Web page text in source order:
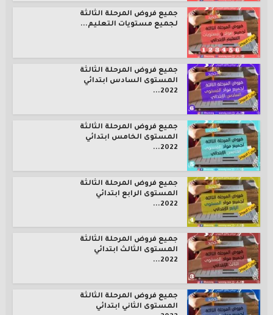
جميع فروض المرحلة الثالثة
لجميع مستويات التعليم...
جميع فروض المرحلة الثالثة
المستوى السادس ابتدائي
2022...
جميع فروض المرحلة الثالثة
المستوى الخامس ابتدائي
2022...
جميع فروض المرحلة الثالثة
المستوى الرابع ابتدائي
2022...
جميع فروض المرحلة الثالثة
المستوى الثالث ابتدائي
2022...
جميع فروض المرحلة الثالثة
المستوى الثاني ابتدائي